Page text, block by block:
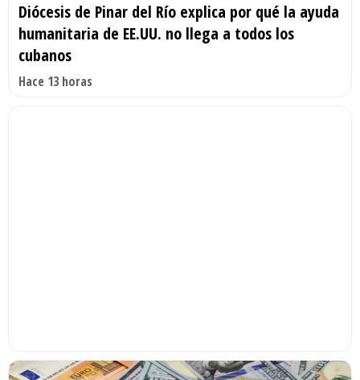
Diócesis de Pinar del Río explica por qué la ayuda
humanitaria de EE.UU. no llega a todos los
cubanos
Hace 13 horas